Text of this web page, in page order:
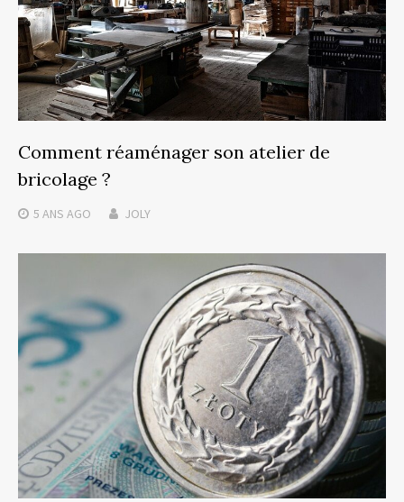
Comment réaménager son atelier de
bricolage ?
5 ANS AGO JOLY